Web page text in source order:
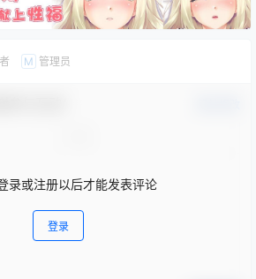
M 管理员
录或注册以后才能发表评论
登录